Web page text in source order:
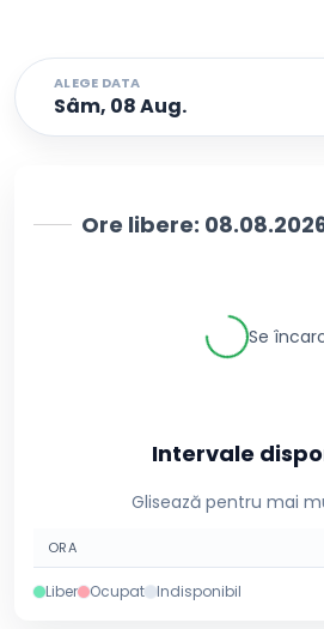
ALEGE DATA
Sâm, 08 Aug.
Ore libere:
Se
Intervale
Glisează pentru mai
ORA
Liber Ocupat Indisponibil